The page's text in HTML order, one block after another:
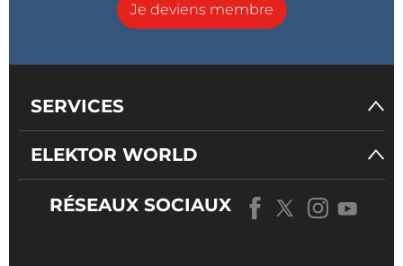
Je deviens membre
SERVICES
ELEKTOR WORLD
RÉSEAUX SOCIAUX